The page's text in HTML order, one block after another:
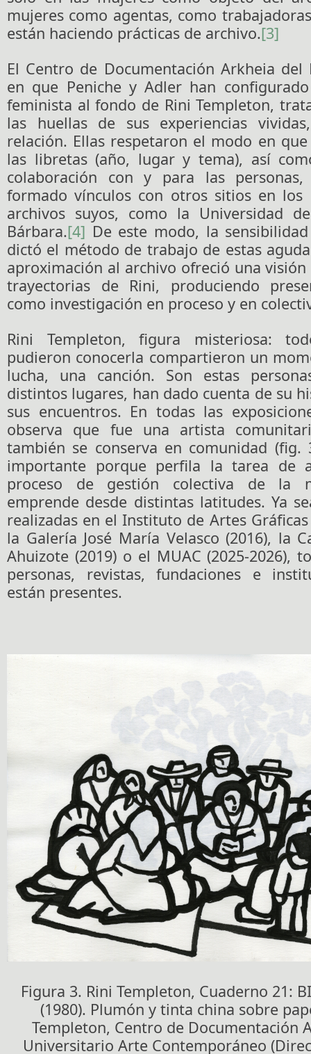
mujeres como agentas, como
están haciendo prácticas de archivo.[3]
El Centro de Documentación Arkheia
en que Peniche y Adler han
feminista al fondo de Rini Templeton,
las huellas de sus experiencias
relación. Ellas respetaron el modo en
las libretas (año, lugar y tema), así
colaboración con y para las
formado vínculos con otros sitios en los
archivos suyos, como la Universidad
Bárbara.[4] De este modo, la
dictó el método de trabajo de estas
aproximación al archivo ofreció una
trayectorias de Rini, produciendo
como investigación en proceso y en
Rini Templeton, figura misteriosa:
pudieron conocerla compartieron un
lucha, una canción. Son estas
distintos lugares, han dado cuenta de su
sus encuentros. En todas las
observa que fue una artista
también se conserva en comunidad (fig.
importante porque perfila la tarea de
proceso de gestión colectiva de la
emprende desde distintas latitudes. Ya
realizadas en el Instituto de Artes Gráficas
la Galería José María Velasco (2016), la
Ahuizote (2019) o el MUAC (2025-2026),
personas, revistas, fundaciones e
están presentes.
Figura 3. Rini Templeton, Cuaderno 21:
(1980). Plumón y tinta china sobre
Templeton, Centro de Documentación
Universitario Arte Contemporáneo